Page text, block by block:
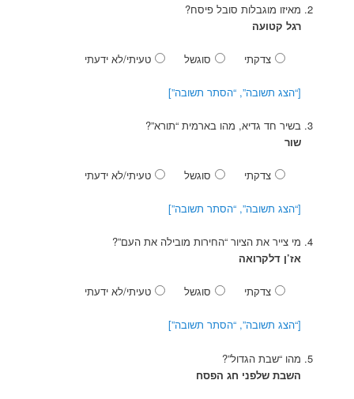
מאיזו מוגבלות סובל פיסח?
רגל קטועה
צדקתי סוגשל טעיתי/לא ידעתי
[“הצג תשובה”, “הסתר תשובה”]
בשיר חד גדיא, מהו בארמית “תורא”?
שור
צדקתי סוגשל טעיתי/לא ידעתי
[“הצג תשובה”, “הסתר תשובה”]
מי צייר את הציור “החירות מובילה את העם”?
אז’ן דלקרואה
צדקתי סוגשל טעיתי/לא ידעתי
[“הצג תשובה”, “הסתר תשובה”]
מהו “שבת הגדול”?
השבת שלפני חג הפסח